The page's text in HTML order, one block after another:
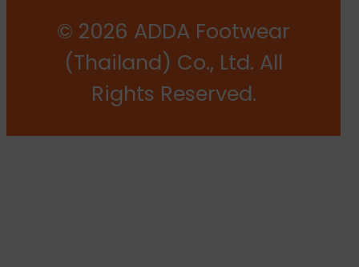
© 2026 ADDA Footwear
(Thailand) Co., Ltd. All
Rights Reserved.